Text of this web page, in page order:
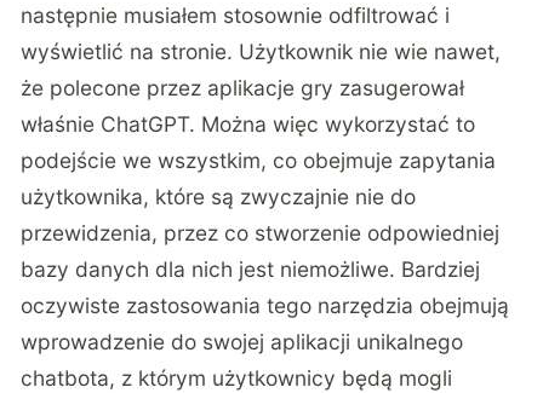
następnie musiałem stosownie odfiltrować i
wyświetlić na stronie. Użytkownik nie wie nawet,
że polecone przez aplikacje gry zasugerował
właśnie ChatGPT. Można więc wykorzystać to
podejście we wszystkim, co obejmuje zapytania
użytkownika, które są zwyczajnie nie do
przewidzenia, przez co stworzenie odpowiedniej
bazy danych dla nich jest niemożliwe. Bardziej
oczywiste zastosowania tego narzędzia obejmują
wprowadzenie do swojej aplikacji unikalnego
chatbota, z którym użytkownicy będą mogli